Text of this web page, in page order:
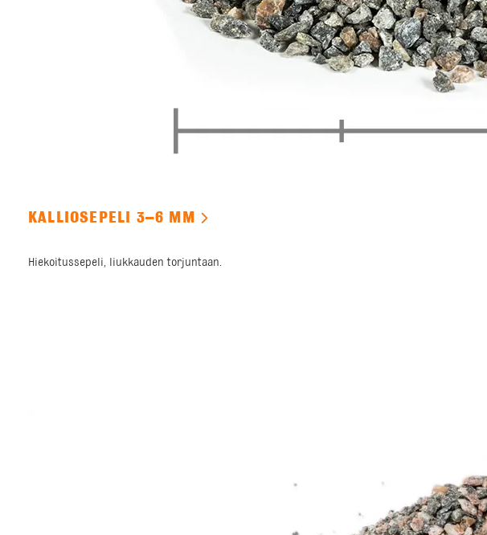
KALLIOSEPELI 3–6 MM
Hiekoitussepeli, liukkauden torjuntaan.